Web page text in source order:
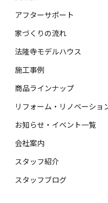
アフターサポート
家づくりの流れ
法隆寺モデルハウス
施工事例
商品ラインナップ
リフォーム・リノベーショ
お知らせ・イベント一覧
会社案内
スタッフ紹介
スタッフブログ